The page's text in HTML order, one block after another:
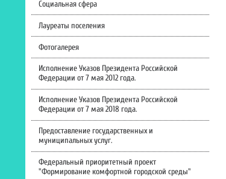
Социальная сфера
Лауреаты поселения
Фотогалерея
Исполнение Указов Президента Российской
Федерации от 7 мая 2012 года.
Исполнение Указов Президента Российской
Федерации от 7 мая 2018 года.
Предоставление государственных и
муниципальных услуг.
Федеральный приоритетный проект
"Формирование комфортной городской среды"